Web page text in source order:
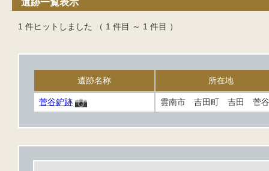
1 件ヒットしました （ 1 件目 ～ 1 件目 ）
遺跡名称 所在地
菅谷鈩跡 雲南市 吉田町 吉田 菅谷